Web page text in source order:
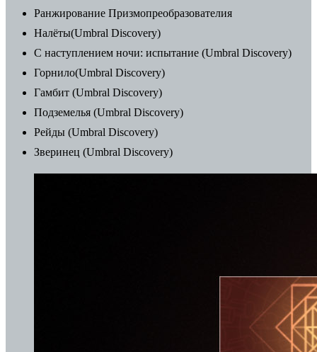
Ранжирование Призмопреобразователия
Налёты(Umbral Discovery)
С наступлением ночи: испытание (Umbral Discovery)
Горнило(Umbral Discovery)
Гамбит (Umbral Discovery)
Подземелья (Umbral Discovery)
Рейды (Umbral Discovery)
Зверинец (Umbral Discovery)